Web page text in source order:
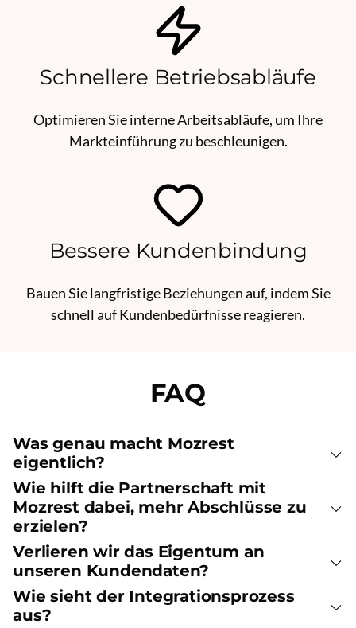
Schnellere Betriebsabläufe
Optimieren Sie interne Arbeitsabläufe, um Ihre
Markteinführung zu beschleunigen.
Bessere Kundenbindung
Bauen Sie langfristige Beziehungen auf, indem Sie
schnell auf Kundenbedürfnisse reagieren.
FAQ
Was genau macht Mozrest
eigentlich?
Wie hilft die Partnerschaft mit
Mozrest dabei, mehr Abschlüsse zu
erzielen?
Verlieren wir das Eigentum an
unseren Kundendaten?
Wie sieht der Integrationsprozess
aus?